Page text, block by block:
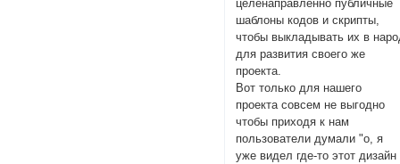
целенаправленно публичные
шаблоны кодов и скрипты,
чтобы выкладывать их в
для развития своего же
проекта.
Вот только для нашего
проекта совсем не выгодно
чтобы приходя к нам
пользователи думали "о, я
уже видел где-то этот дизайн